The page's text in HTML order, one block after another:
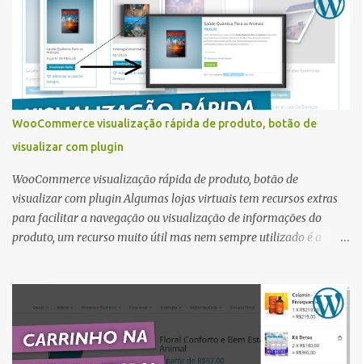
Plugin criado por Themewinter . Event Plugin plugin para
calendário de eventos ou agendas Melhor plugin grátis para exibir
eventos e agendas no site feito em WordPress. O plugin eventin
ajuda a criar e gerenciar eventos do seu site WordPress, compatível
com Elementor e Tema DIVI , mas se quiser pode utilizar o
gerador de shortcode para criar uma página personalizada. Mais
de 7 widgets de Elementor com Eventin grátis : Widgets WP
Eventin Events List – Eventos relevantes com o widget de lista de
eventos. Widgets WP Eventin Events Tab – Crie guias d...
WooCommerce visualização rápida de produto, botão de
visualizar com plugin
WooCommerce visualização rápida de produto, botão de
visualizar com plugin Algumas lojas virtuais tem recursos extras
para facilitar a navegação ou visualização de informações do
produto, um recurso muito útil mas nem sempre utilizado é a
exibido na categoria. A visualização rápida de um produto facilita
a navegação possibilitando ver as informações do produto como
foto, título, descrição e preço sem a necessidade de sair da página
atual de navegação. Plugin YITH WooCommerce Quick View